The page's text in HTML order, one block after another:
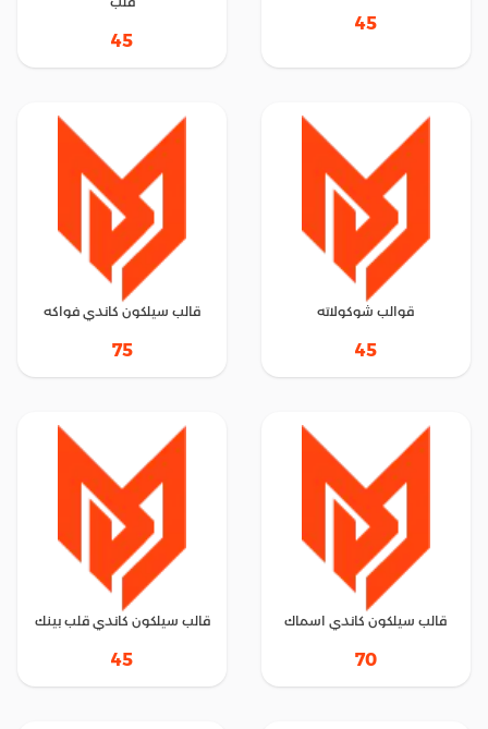
45
45
قوالب شوكولاته
45
قالب سيلكون كاندي فواكه
75
قالب سيلكون كاندي اسماك
70
قالب سيلكون كاندي قلب بينك
45